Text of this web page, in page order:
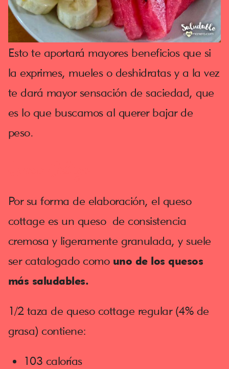
Esto te aportará mayores beneficios que si
la exprimes, mueles o deshidratas y a la vez
te dará mayor sensación de saciedad, que
es lo que buscamos al querer bajar de
peso.
Por su forma de elaboración, el queso
cottage es un queso de consistencia
cremosa y ligeramente granulada, y suele
ser catalogado como uno de los quesos
más saludables.
1/2 taza de queso cottage regular (4% de
grasa) contiene:
103 calorías